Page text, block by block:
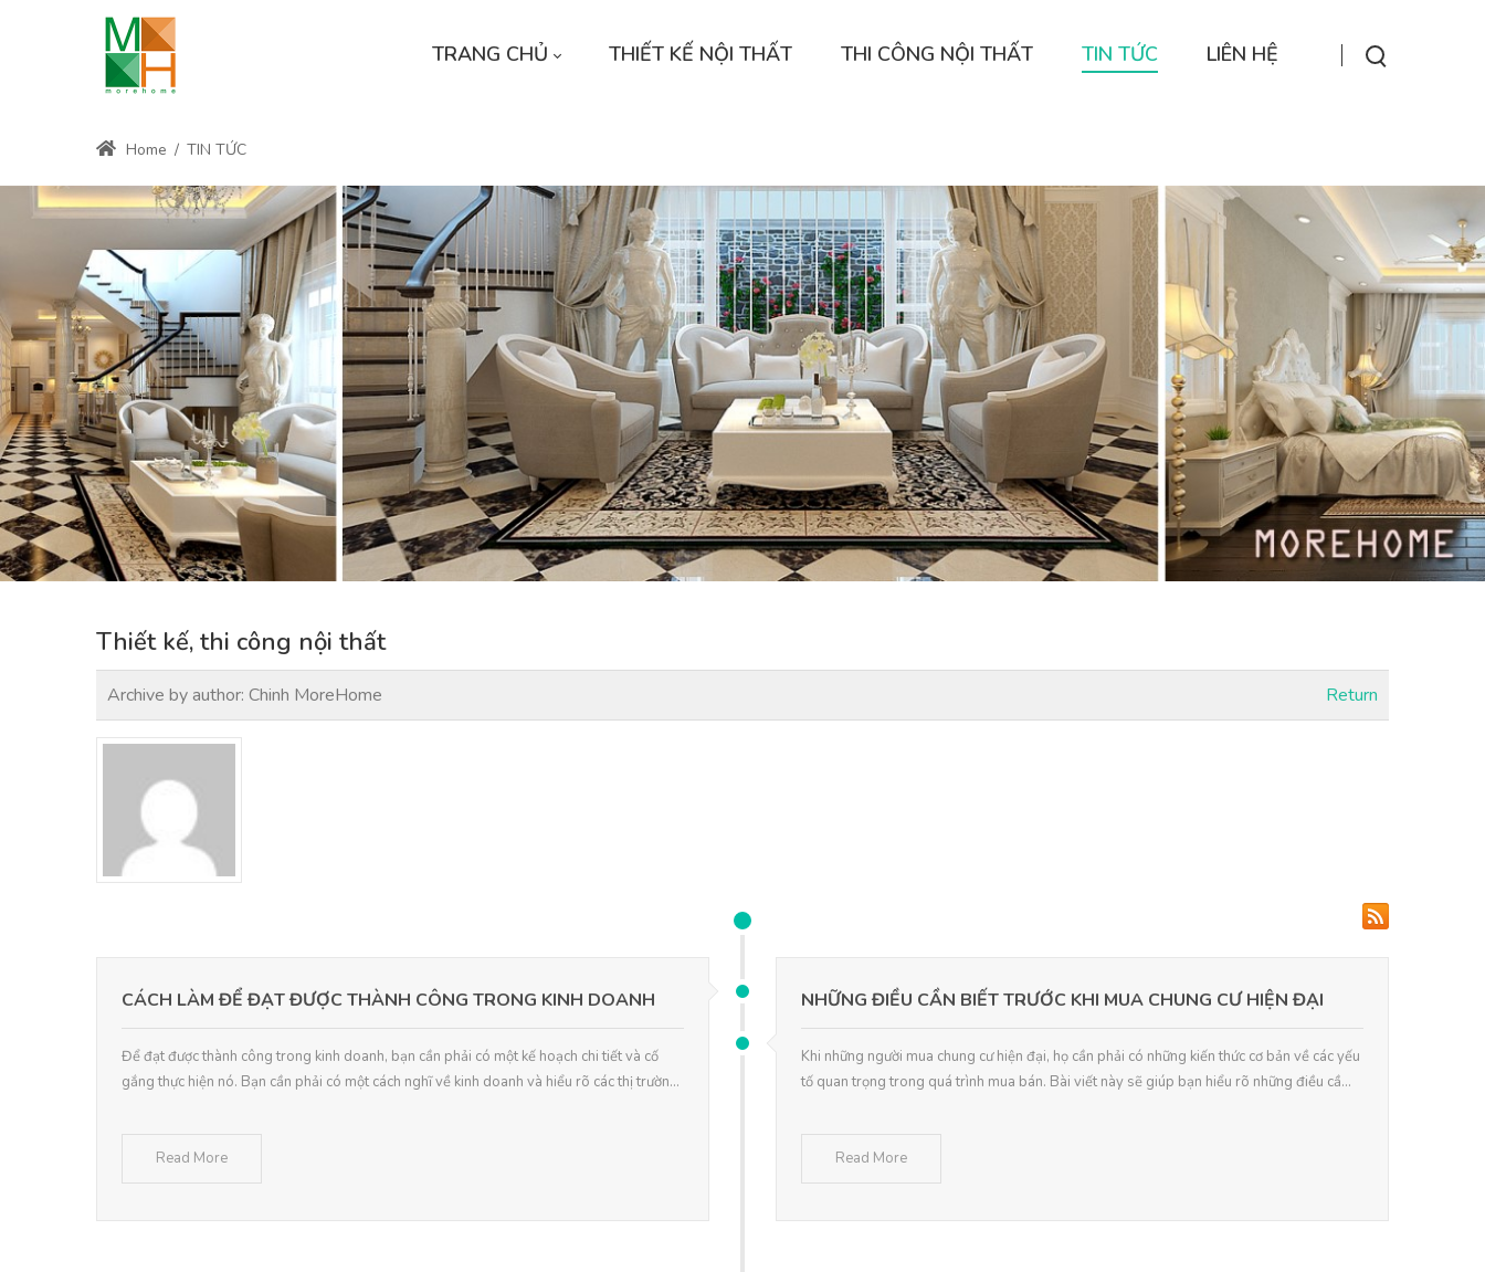
TRANG CHỦ THIẾT KẾ NỘI THẤT THI CÔNG NỘI THẤT TIN TỨC LIÊN HỆ
Home / TIN TỨC
Thiết kế, thi công nội thất
Archive by author: Chinh MoreHome Return
CÁCH LÀM ĐỂ ĐẠT ĐƯỢC THÀNH CÔNG TRONG KINH DOANH
Để đạt được thành công trong kinh doanh, bạn cần phải có một kế hoạch chi tiết và cố
gắng thực hiện nó. Bạn cần phải có một cách nghĩ về kinh doanh và hiểu rõ các thị trườn...
Read More
NHỮNG ĐIỀU CẦN BIẾT TRƯỚC KHI MUA CHUNG CƯ HIỆN ĐẠI
Khi những người mua chung cư hiện đại, họ cần phải có những kiến thức cơ bản về các yếu
tố quan trọng trong quá trình mua bán. Bài viết này sẽ giúp bạn hiểu rõ những điều cầ...
Read More